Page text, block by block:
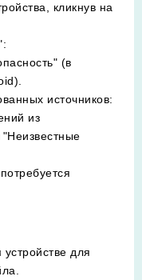
кликнув на
:
(в
источников:
из
"Неизвестные
для